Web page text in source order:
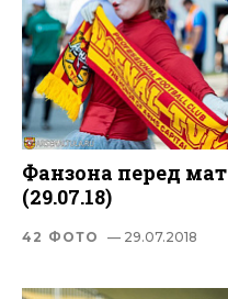
Фанзона перед
(29.07.18)
42 ФОТО — 29.07.2018